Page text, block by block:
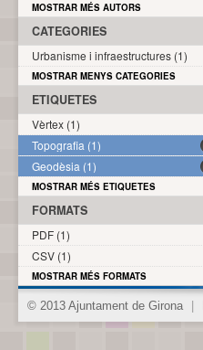
MOSTRAR MÉS AUTORS
CATEGORIES
Urbanisme i infraestructures (1)
MOSTRAR MENYS CATEGORIES
ETIQUETES
Vèrtex (1)
Topografia (1)
Geodèsia (1)
MOSTRAR MÉS ETIQUETES
FORMATS
PDF (1)
CSV (1)
MOSTRAR MÉS FORMATS
© 2013 Ajuntament de Girona